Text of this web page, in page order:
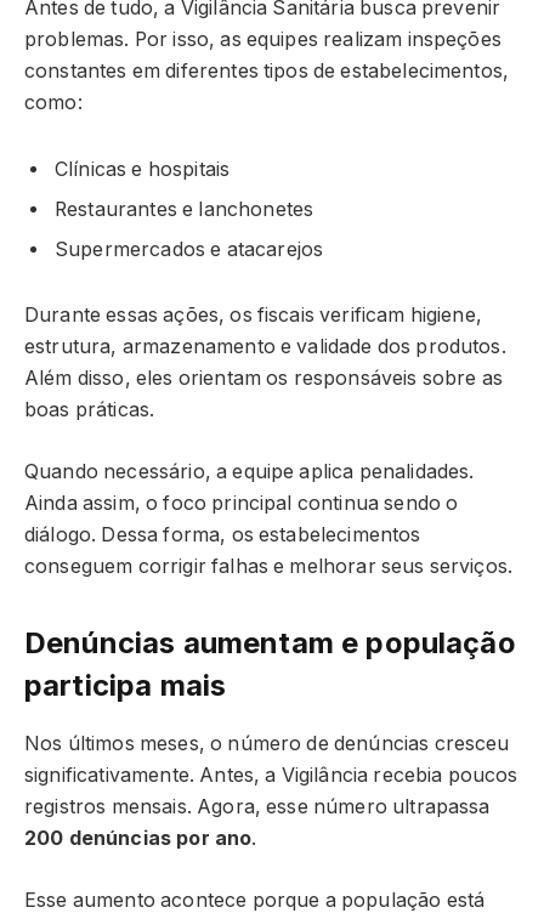
Antes de tudo, a Vigilância Sanitária busca prevenir
problemas. Por isso, as equipes realizam inspeções
constantes em diferentes tipos de estabelecimentos,
como:
Clínicas e hospitais
Restaurantes e lanchonetes
Supermercados e atacarejos
Durante essas ações, os fiscais verificam higiene,
estrutura, armazenamento e validade dos produtos.
Além disso, eles orientam os responsáveis sobre as
boas práticas.
Quando necessário, a equipe aplica penalidades.
Ainda assim, o foco principal continua sendo o
diálogo. Dessa forma, os estabelecimentos
conseguem corrigir falhas e melhorar seus serviços.
Denúncias aumentam e população
participa mais
Nos últimos meses, o número de denúncias cresceu
significativamente. Antes, a Vigilância recebia poucos
registros mensais. Agora, esse número ultrapassa
200 denúncias por ano.
Esse aumento acontece porque a população está